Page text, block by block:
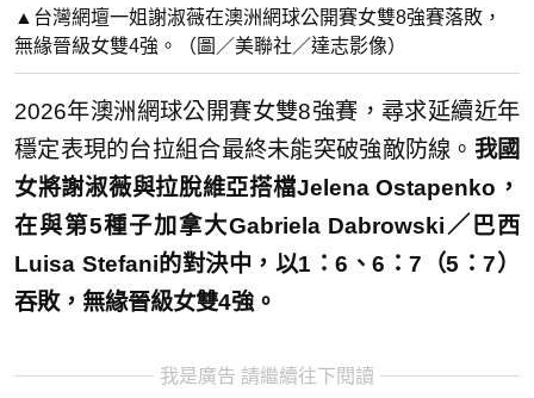
▲台灣網壇一姐謝淑薇在澳洲網球公開賽女雙8強賽落敗，
無緣晉級女雙4強。（圖／美聯社／達志影像）
2026年澳洲網球公開賽女雙8強賽，尋求延續近年
穩定表現的台拉組合最終未能突破強敵防線。 我國
女將謝淑薇與拉脫維亞搭檔Jelena Ostapenko，
在與第5種子加拿大Gabriela Dabrowski／巴西
Luisa Stefani的對決中，以1：6、6：7（5：7）
吞敗，無緣晉級女雙4強。
我是廣告 請繼續往下閱讀